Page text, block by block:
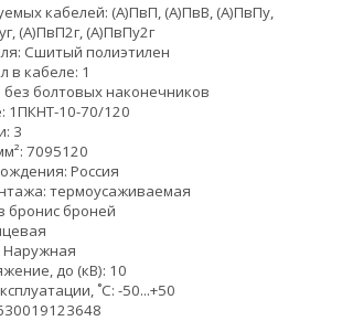
кабелей: (А)ПвП, (А)ПвВ, (А)ПвПу,
(А)ПвП2г, (А)ПвПу2г
Сшитый полиэтилен
в кабеле: 1
болтовых наконечников
1ПКНТ-10-70/120
3
7095120
Россия
термоусаживаемая
бронис броней
Наружная
до (кВ): 10
˚С: -50...+50